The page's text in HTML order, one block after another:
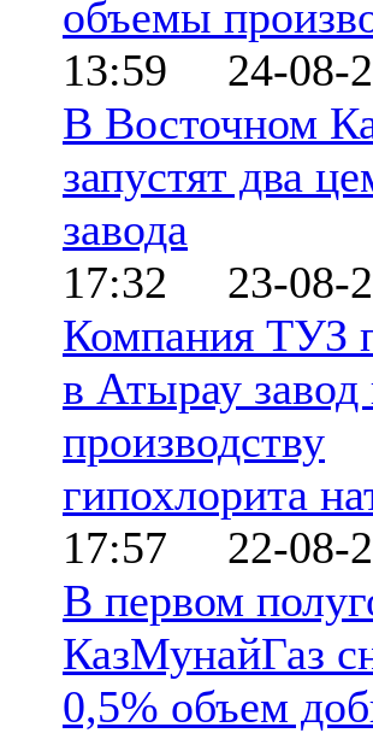
объемы
13:59 24-08-
В Восточном
запустят два
завода
17:32 23-08-
Компания ТУЗ
в Атырау завод
производству
гипохлорита
17:57 22-08-
В первом
КазМунайГаз
0,5% объем